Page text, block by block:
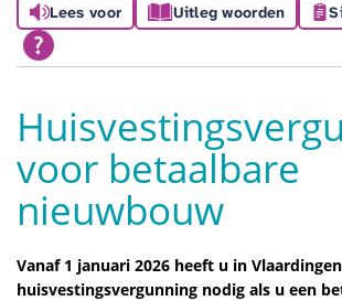
Lees voor Uitleg woorden
voor betaalbare
nieuwbouw
Vanaf 1 januari 2026 heeft u in
huisvestingsvergunning nodig als u een